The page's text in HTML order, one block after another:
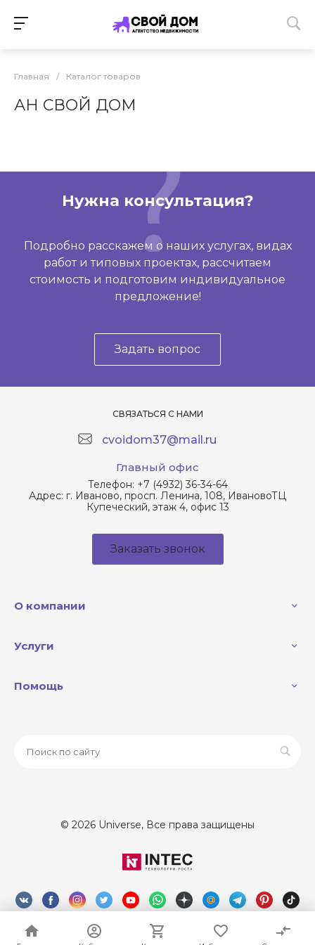
Главная / Каталог товаров
АН СВОЙ ДОМ
Нужна консультация?
Подробно расскажем о наших услугах, видах
работ и типовых проектах, рассчитаем
стоимость и подготовим индивидуальное
предложение!
Задать вопрос
СВЯЗАТЬСЯ С НАМИ
cvoidom37@mail.ru
Главный офис
Телефон: +7 (4932) 36-34-64
Адрес: г. Иваново, просп. Ленина, 108, ИвановоТЦ
Купеческий, этаж 4, офис 13
Заказать звонок
О компании
Услуги
Помощь
© 2026 Universe, Все права защищены